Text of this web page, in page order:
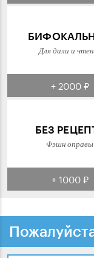
Для дали и
+ 2000 ₽
БЕЗ
Фэшн оправы
+ 1000 ₽